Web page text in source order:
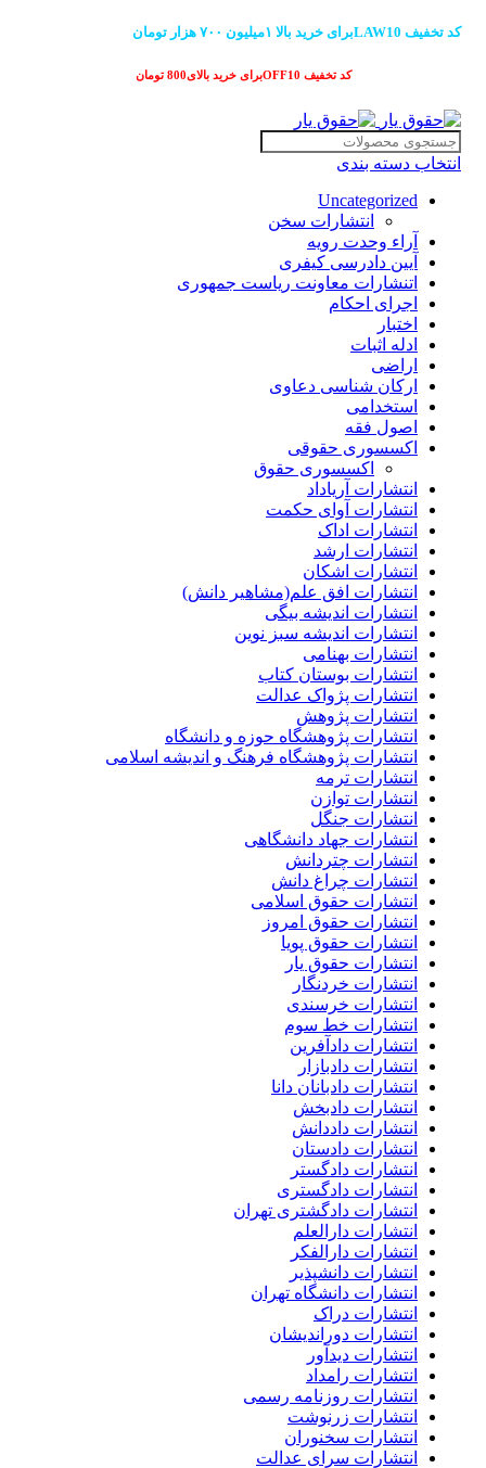
کد تخفیف LAW10برای خرید بالا ۱میلیون ۷۰۰ هزار تومان
کد تخفیف OFF10برای خرید بالای800 تومان
انتخاب دسته بندی
Uncategorized
انتشارات سخن
آراء وحدت رویه
آیین دادرسی کیفری
اتنشارات معاونت ریاست جمهوری
اجرای احکام
اختبار
ادله اثبات
اراضی
ارکان شناسی دعاوی
استخدامی
اصول فقه
اکسسوری حقوقی
اکسسوری حقوق
انتشارات آریاداد
انتشارات آوای حکمت
انتشارات اداک
انتشارات ارشد
انتشارات اشکان
انتشارات افق علم(مشاهیر دانش)
انتشارات اندیشه بیگی
انتشارات اندیشه سبز نوین
انتشارات بهنامی
انتشارات بوستان کتاب
انتشارات پژواک عدالت
انتشارات پژوهش
انتشارات پژوهشگاه حوزه و دانشگاه
انتشارات پژوهشگاه فرهنگ و اندیشه اسلامی
انتشارات ترمه
انتشارات توازن
انتشارات جنگل
انتشارات جهاد دانشگاهی
انتشارات چتردانش
انتشارات چراغ دانش
انتشارات حقوق اسلامی
انتشارات حقوق امروز
انتشارات حقوق پویا
انتشارات حقوق یار
انتشارات خردنگار
انتشارات خرسندی
انتشارات خط سوم
انتشارات دادآفرین
انتشارات دادبازار
انتشارات دادبانان دانا
انتشارات دادبخش
انتشارات داددانش
انتشارات دادستان
انتشارات دادگستر
انتشارات دادگستری
انتشارات دادگشتری تهران
انتشارات دارالعلم
انتشارات دارالفکر
انتشارات دانشپذیر
انتشارات دانشگاه تهران
انتشارات دراک
انتشارات دوراندیشان
انتشارات دیدآور
انتشارات رامداد
انتشارات روزنامه رسمی
انتشارات زرنوشت
انتشارات سخنوران
انتشارات سرای عدالت